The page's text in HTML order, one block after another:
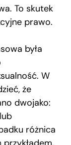
To skutek
prawo.
była
W
że
dwojako:
różnica